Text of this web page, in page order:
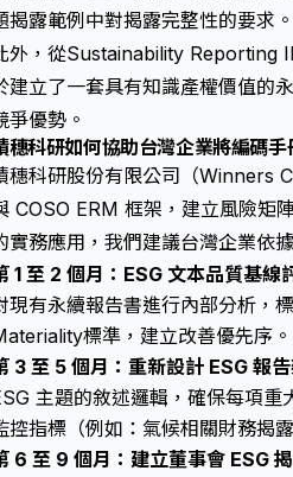
揭露範例 中對揭露完整性的要求。
外，從Sustainability Reporting
建立了一套具有知識產權價值的
爭優勢。
穗科研如何協助台灣企業將編碼手
穗科研股份有限公司（Winners
COSO ERM 框架，建立風險矩
實務應用，我們建議台灣企業依
1 至 2 個月：ESG 文本品質基線
現有永續報告書進行內部分析，
標準，建立改善優先序。
3 至 5 個月：重新設計 ESG 報
主題的敘述邏輯，確保每項
控指標（例如：氣候相關財務揭
6 至 9 個月：建立董事會 ESG